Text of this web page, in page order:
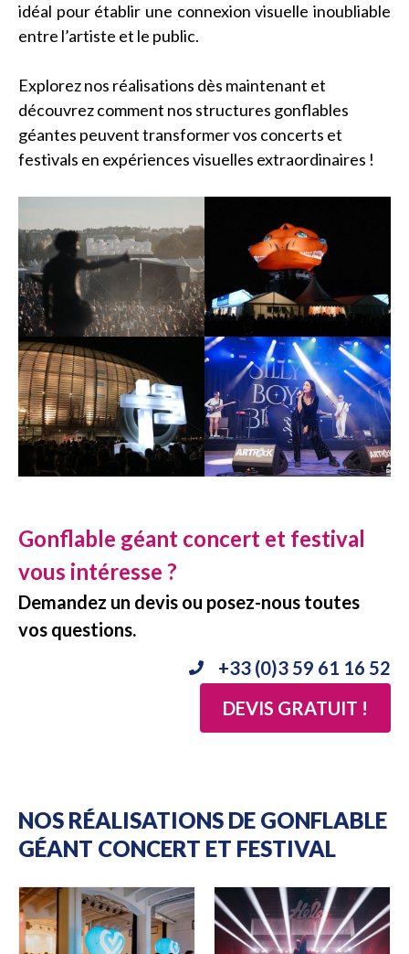
idéal pour établir une connexion visuelle inoubliable
entre l’artiste et le public.
Explorez nos réalisations dès maintenant et
découvrez comment nos structures gonflables
géantes peuvent transformer vos concerts et
festivals en expériences visuelles extraordinaires !
Gonflable géant concert et festival
vous intéresse ?
Demandez un devis ou posez-nous toutes
vos questions.
+33 (0)3 59 61 16 52
DEVIS GRATUIT !
NOS RÉALISATIONS DE GONFLABLE
GÉANT CONCERT ET FESTIVAL